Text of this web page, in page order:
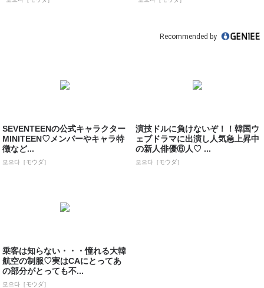
Recommended by
SEVENTEENの公式キャラクター
MINITEEN♡メンバーやキャラ特
徴など...
모으다［モウダ］
演技ドルに負けないぞ！！韓国ウ
ェブドラマに出演し人気急上昇中
の新人俳優⑥人♡ ...
모으다［モウダ］
乗客は知らない・・・憧れる大韓
航空の制服♡実はCAにとってあ
の部分がとっても不...
모으다［モウダ］